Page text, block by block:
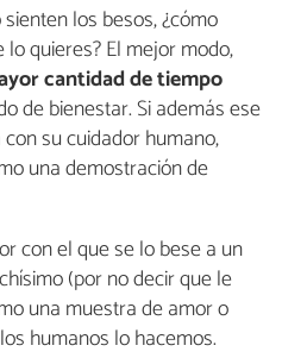
los besos, ¿cómo
quieres? El mejor modo,
cantidad de tiempo
de bienestar. Si además ese
su cuidador humano,
una demostración de
con el que se lo bese a un
(por no decir que le
una muestra de amor o
humanos lo hacemos.